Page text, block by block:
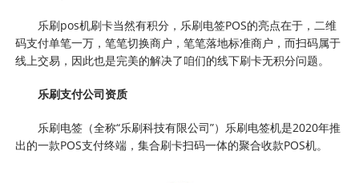
乐刷pos机刷卡当然有积分，乐刷电签POS的亮点在于，二维
码支付单笔一万，笔笔切换商户，笔笔落地标准商户，而扫码属于
线上交易，因此也是完美的解决了咱们的线下刷卡无积分问题。
乐刷支付公司资质
乐刷电签（全称“乐刷科技有限公司”）乐刷电签机是2020年推
出的一款POS支付终端，集合刷卡扫码一体的聚合收款POS机。